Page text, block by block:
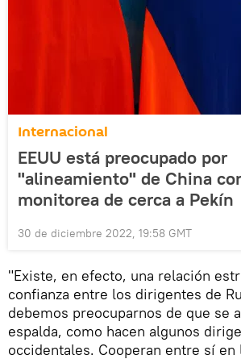
Internacional
EEUU está preocupado por
"alineamiento" de China
monitorea de cerca a Pekín
30 de diciembre 2022, 19:58 GMT
"Existe, en efecto, una relación
confianza entre los dirigentes de
debemos preocuparnos de que se
espalda, como hacen algunos
occidentales. Cooperan entre sí en